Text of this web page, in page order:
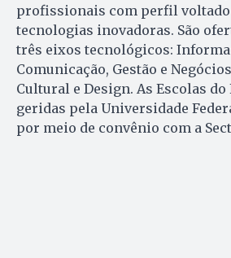
profissionais com perfil voltado
tecnologias inovadoras. São
três eixos tecnológicos:
Comunicação, Gestão e
Cultural e Design. As Escolas do
geridas pela Universidade
por meio de convênio com a